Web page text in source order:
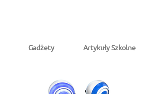
Gadżety Artykuły Szkolne